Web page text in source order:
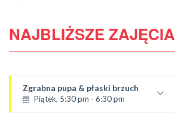
NAJBLIŻSZE ZAJĘCIA
Zgrabna pupa & płaski brzuch
Piątek, 5:30 pm - 6:30 pm